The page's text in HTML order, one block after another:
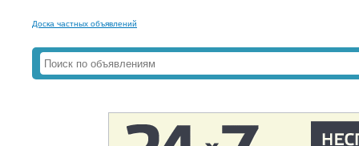
Доска частных объявлений